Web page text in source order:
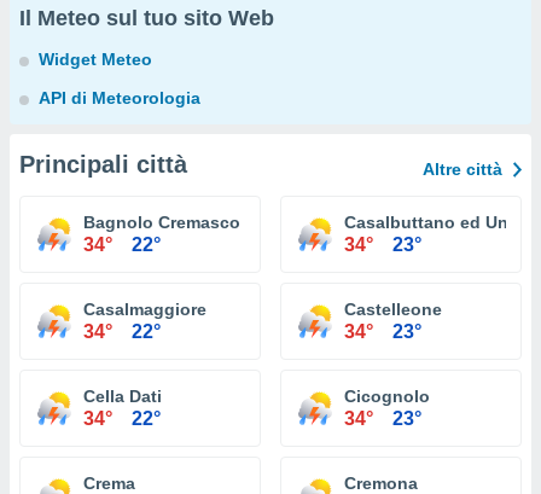
Il Meteo sul tuo sito Web
Widget Meteo
API di Meteorologia
Principali città Altre città
Bagnolo Cremasco
34° 22°
Casalbuttano ed Uniti
34° 23°
Casalmaggiore
34° 22°
Castelleone
34° 23°
Cella Dati
34° 22°
Cicognolo
34° 23°
Crema Cremona